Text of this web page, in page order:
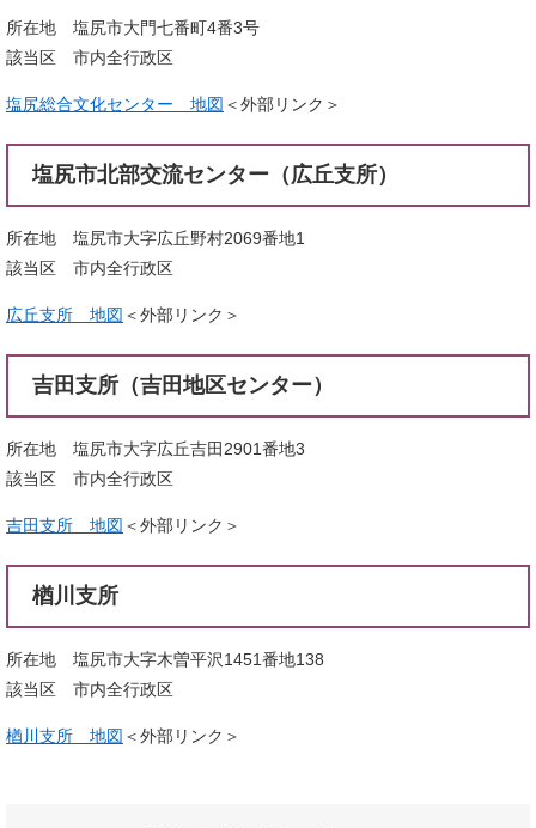
所在地 塩尻市大門七番町4番3号
該当区 市内全行政区
塩尻総合文化センター 地図 ＜外部リンク＞
塩尻市北部交流センター（広丘支所）
所在地 塩尻市大字広丘野村2069番地1
該当区 市内全行政区
広丘支所 地図 ＜外部リンク＞
吉田支所（吉田地区センター）
所在地 塩尻市大字広丘吉田2901番地3
該当区 市内全行政区
吉田支所 地図 ＜外部リンク＞
楢川支所
所在地 塩尻市大字木曽平沢1451番地138
該当区 市内全行政区
楢川支所 地図 ＜外部リンク＞